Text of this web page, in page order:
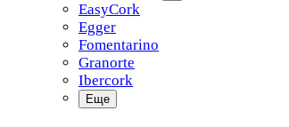
EasyCork
Egger
Fomentarino
Granorte
Ibercork
Еще